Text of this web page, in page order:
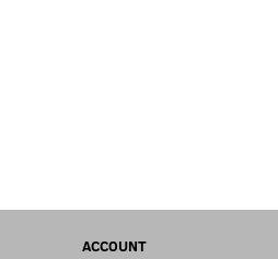
ACCOUNT